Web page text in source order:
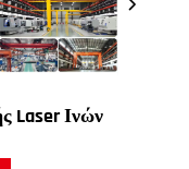
Laser Ινών